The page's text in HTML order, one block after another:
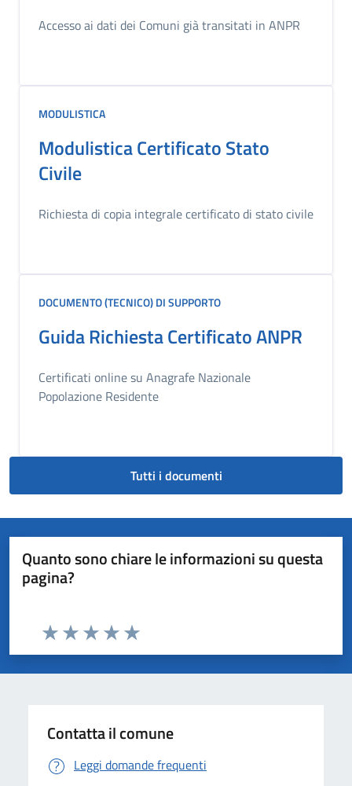
Accesso ai dati dei Comuni già transitati in ANPR
MODULISTICA
Modulistica Certificato Stato
Civile
Richiesta di copia integrale certificato di stato civile
DOCUMENTO (TECNICO) DI SUPPORTO
Guida Richiesta Certificato ANPR
Certificati online su Anagrafe Nazionale
Popolazione Residente
Tutti i documenti
Quanto sono chiare le informazioni su questa
pagina?
Valuta da 1 a 5 stelle la pagina
Valuta 5 stelle su 5
Valuta 4 stelle su 5
Valuta 3 stelle su 5
Valuta 2 stelle su 5
Valuta 1 stelle su 5
Contatta il comune
Leggi domande frequenti